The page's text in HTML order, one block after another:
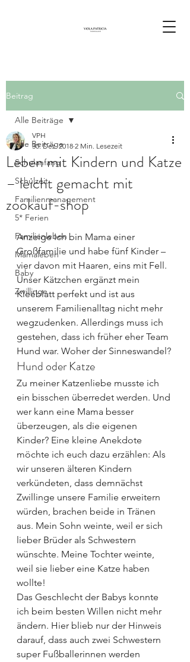
Beitrag
Alle Beiträge
Schulanfang
Schulzeit
Familienmanagement
5* Ferien
Familienleben
Mamaleben
Baby
Zwillinge
Alle Beiträge
Leben mit Kindern und Katze
– leicht gemacht mit
zookauf-shop
VPH
30. Dez. 2018 2 Min. Lesezeit
Anzeige Ich bin Mama einer
Großfamilie und habe fünf Kinder –
vier davon mit Haaren, eins mit Fell.
Unser Kätzchen ergänzt mein
Kleeblatt perfekt und ist aus
unserem Familienalltag nicht mehr
wegzudenken. Allerdings muss ich
gestehen, dass ich früher eher Team
Hund war. Woher der Sinneswandel?
Hund oder Katze
Zu meiner Katzenliebe musste ich
ein bisschen überredet werden. Und
wer kann eine Mama besser
überzeugen, als die eigenen
Kinder? Eine kleine Anekdote
möchte ich euch dazu erzählen: Als
wir unseren älteren Kindern
verkündeten, dass demnächst
Zwillinge unsere Familie erweitern
würden, brachen beide in Tränen
aus. Mein Sohn weinte, weil er sich
lieber Brüder als Schwestern
wünschte. Meine Tochter weinte,
weil sie lieber eine Katze haben
wollte!
Das Geschlecht der Babys konnte
ich beim besten Willen nicht mehr
ändern. Hier blieb nur der Hinweis
darauf, dass auch zwei Schwestern
super Fußballerinnen werden